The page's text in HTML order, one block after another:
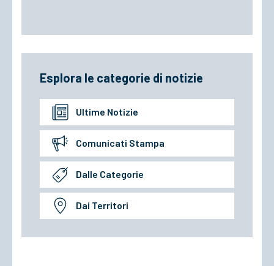
Esplora le categorie di notizie
Ultime Notizie
Comunicati Stampa
Dalle Categorie
Dai Territori